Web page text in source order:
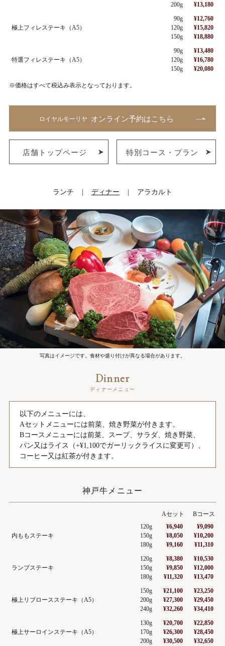
200g
¥13,180
極上フィレステーキ（A5）
90g
120g
150g
¥12,760
¥15,820
¥18,880
特選フィレステーキ（A5）
90g
120g
150g
¥13,480
¥16,780
¥20,080
※価格はすべて税込み表示となっております。
ロイヤルモーリヤ オンライン予約はこちら
店舗トップページ 特別コース・プラン
ランチ ディナー アラカルト
写真はイメージです。食材や盛り付けが異なる場合があります。
Dinner
ディナーメニュー
以下のメニューには、
Aセットメニューには前菜、焼き野菜が付きます。
Bコースメニューには前菜、スープ、サラダ、焼き野菜、
パン又はライス（+¥1,100でガーリックライスに変更可）、
コーヒー又は紅茶が付きます。
神戸牛メニュー
Aセット Bコース
内ももステーキ
120g
150g
180g
¥6,940
¥8,050
¥9,160
¥9,090
¥10,200
¥11,310
ランプステーキ
120g
150g
180g
¥8,380
¥9,850
¥11,320
¥10,530
¥12,000
¥13,470
極上リブロースステーキ（A5）
150g
200g
240g
¥21,100
¥27,300
¥32,260
¥23,250
¥29,450
¥34,410
極上サーロインステーキ（A5）
130g
170g
200g
¥20,700
¥26,300
¥30,500
¥22,850
¥28,450
¥32,650